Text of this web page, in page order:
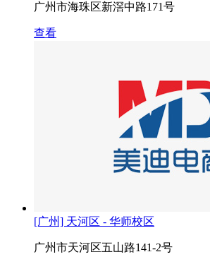
广州市海珠区新滘中路171号
查看
[广州] 天河区 - 华师校区
广州市天河区五山路141-2号